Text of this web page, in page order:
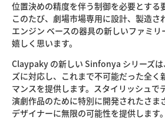
位置決めの精度を伴う制御を必要とする
このたび、劇場市場専用に設計、製造さ
エンジン ベースの器具の新しいファミ
嬉しく思います。
Claypaky の新しい Sinfonya シリーズ
ズに対応し、これまで不可能だった全く
マンスを提供します。スタイリッシュで
演劇作品のために特別に開発されたさま
デザイナーに無限の可能性を提供します。